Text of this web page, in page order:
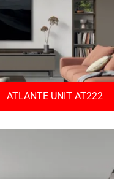
ATLANTE UNIT AT222